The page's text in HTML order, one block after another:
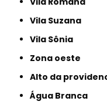
Vila Suzana
Vila Sônia
Zona oeste
alto da
Água Branca